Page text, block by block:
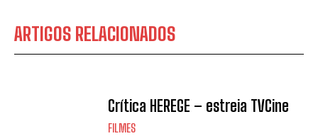
ARTIGOS RELACIONADOS
Crítica HEREGE – estreia TVCine
FILMES